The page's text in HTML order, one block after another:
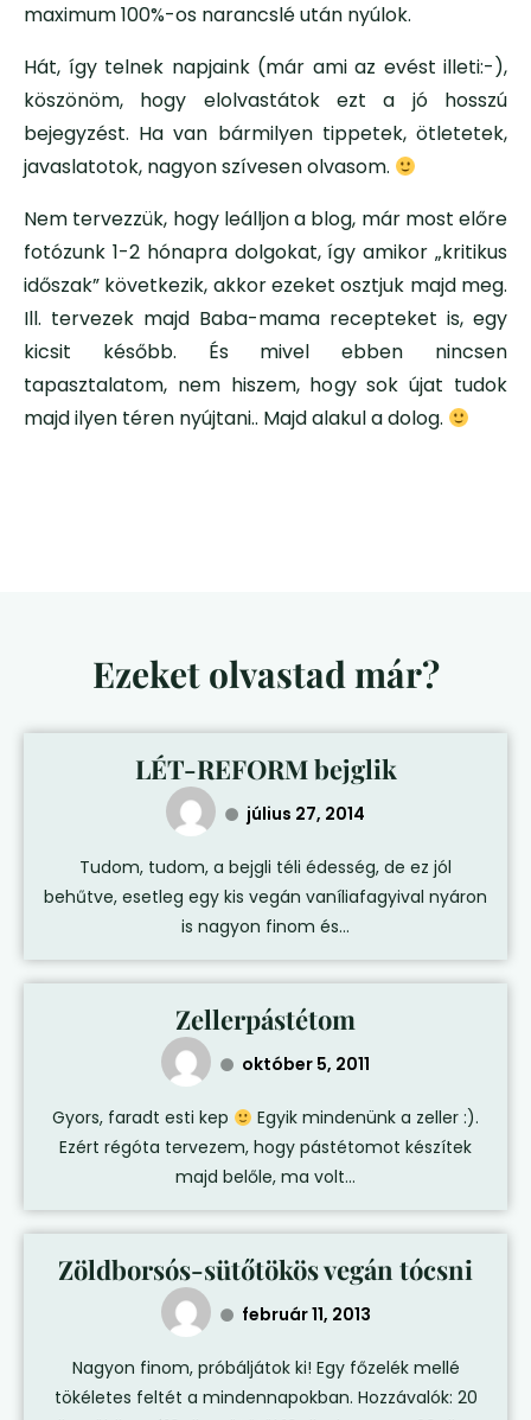
maximum 100%-os narancslé után nyúlok.
Hát, így telnek napjaink (már ami az evést illeti:-),
köszönöm, hogy elolvastátok ezt a jó hosszú
bejegyzést. Ha van bármilyen tippetek, ötletetek,
javaslatotok, nagyon szívesen olvasom.
Nem tervezzük, hogy leálljon a blog, már most előre
fotózunk 1-2 hónapra dolgokat, így amikor „kritikus
időszak” következik, akkor ezeket osztjuk majd meg.
Ill. tervezek majd Baba-mama recepteket is, egy
kicsit később. És mivel ebben nincsen
tapasztalatom, nem hiszem, hogy sok újat tudok
majd ilyen téren nyújtani.. Majd alakul a dolog.
Ezeket olvastad már?
LÉT-REFORM bejglik
július 27, 2014
Tudom, tudom, a bejgli téli édesség, de ez jól
behűtve, esetleg egy kis vegán vaníliafagyival nyáron
is nagyon finom és...
Zellerpástétom
október 5, 2011
Gyors, faradt esti kep
Egyik mindenünk a zeller :).
Ezért régóta tervezem, hogy pástétomot készítek
majd belőle, ma volt...
Zöldborsós-sütőtökös vegán tócsni
február 11, 2013
Nagyon finom, próbáljátok ki! Egy főzelék mellé
tökéletes feltét a mindennapokban. Hozzávalók: 20